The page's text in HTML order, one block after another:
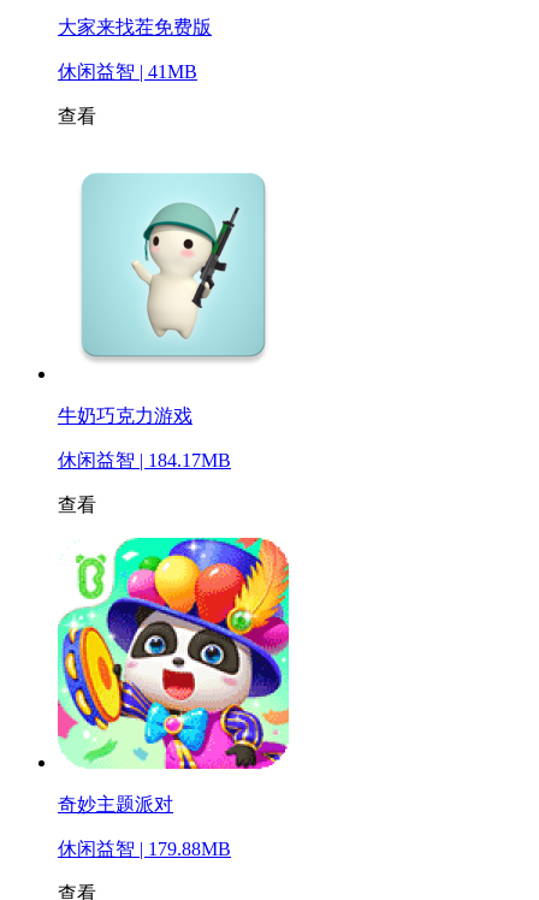
大家来找茬免费版
休闲益智 | 41MB
查看
牛奶巧克力游戏
休闲益智 | 184.17MB
查看
奇妙主题派对
休闲益智 | 179.88MB
查看